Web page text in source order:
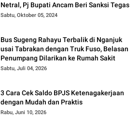
Netral, Pj Bupati Ancam Beri Sanksi Tegas
Sabtu, Oktober 05, 2024
Bus Sugeng Rahayu Terbalik di Nganjuk
usai Tabrakan dengan Truk Fuso, Belasan
Penumpang Dilarikan ke Rumah Sakit
Sabtu, Juli 04, 2026
3 Cara Cek Saldo BPJS Ketenagakerjaan
dengan Mudah dan Praktis
Rabu, Juni 10, 2026